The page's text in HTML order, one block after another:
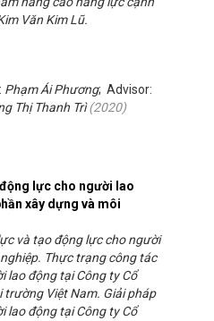
Văn Kim Lũ.
lực cho người lao
xây dựng và môi
Phạm Ái Phương; Advisor:
Thị Thanh Trì(2020)
và tạo động lực cho người
Thực trạng công tác
lao động tại Công ty Cổ
trường Việt Nam. Giải pháp
lao động tại Công ty Cổ